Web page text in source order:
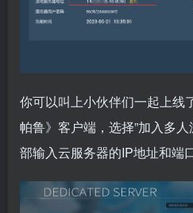
你可以叫上小伙伴们一起上线
帕鲁》客户端，选择”加入多
部输入云服务器的IP地址和端